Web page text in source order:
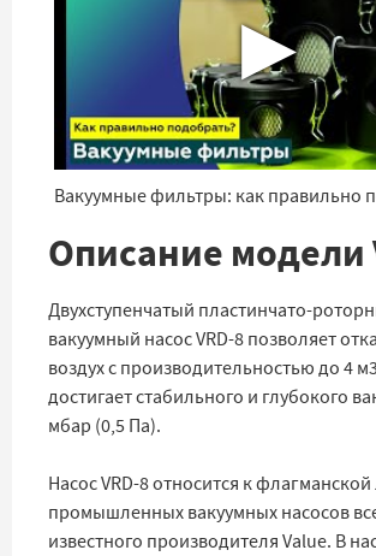
▶
Вакуумные фильтры: как правильно
Описание модели
Двухступенчатый пластинчато-
вакуумный насос VRD-8 позволяет
воздух с производительностью до 4
достигает стабильного и глубокого
мбар (0,5 Па).
Насос VRD-8 относится к
промышленных вакуумных насосов
известного производителя Value. В